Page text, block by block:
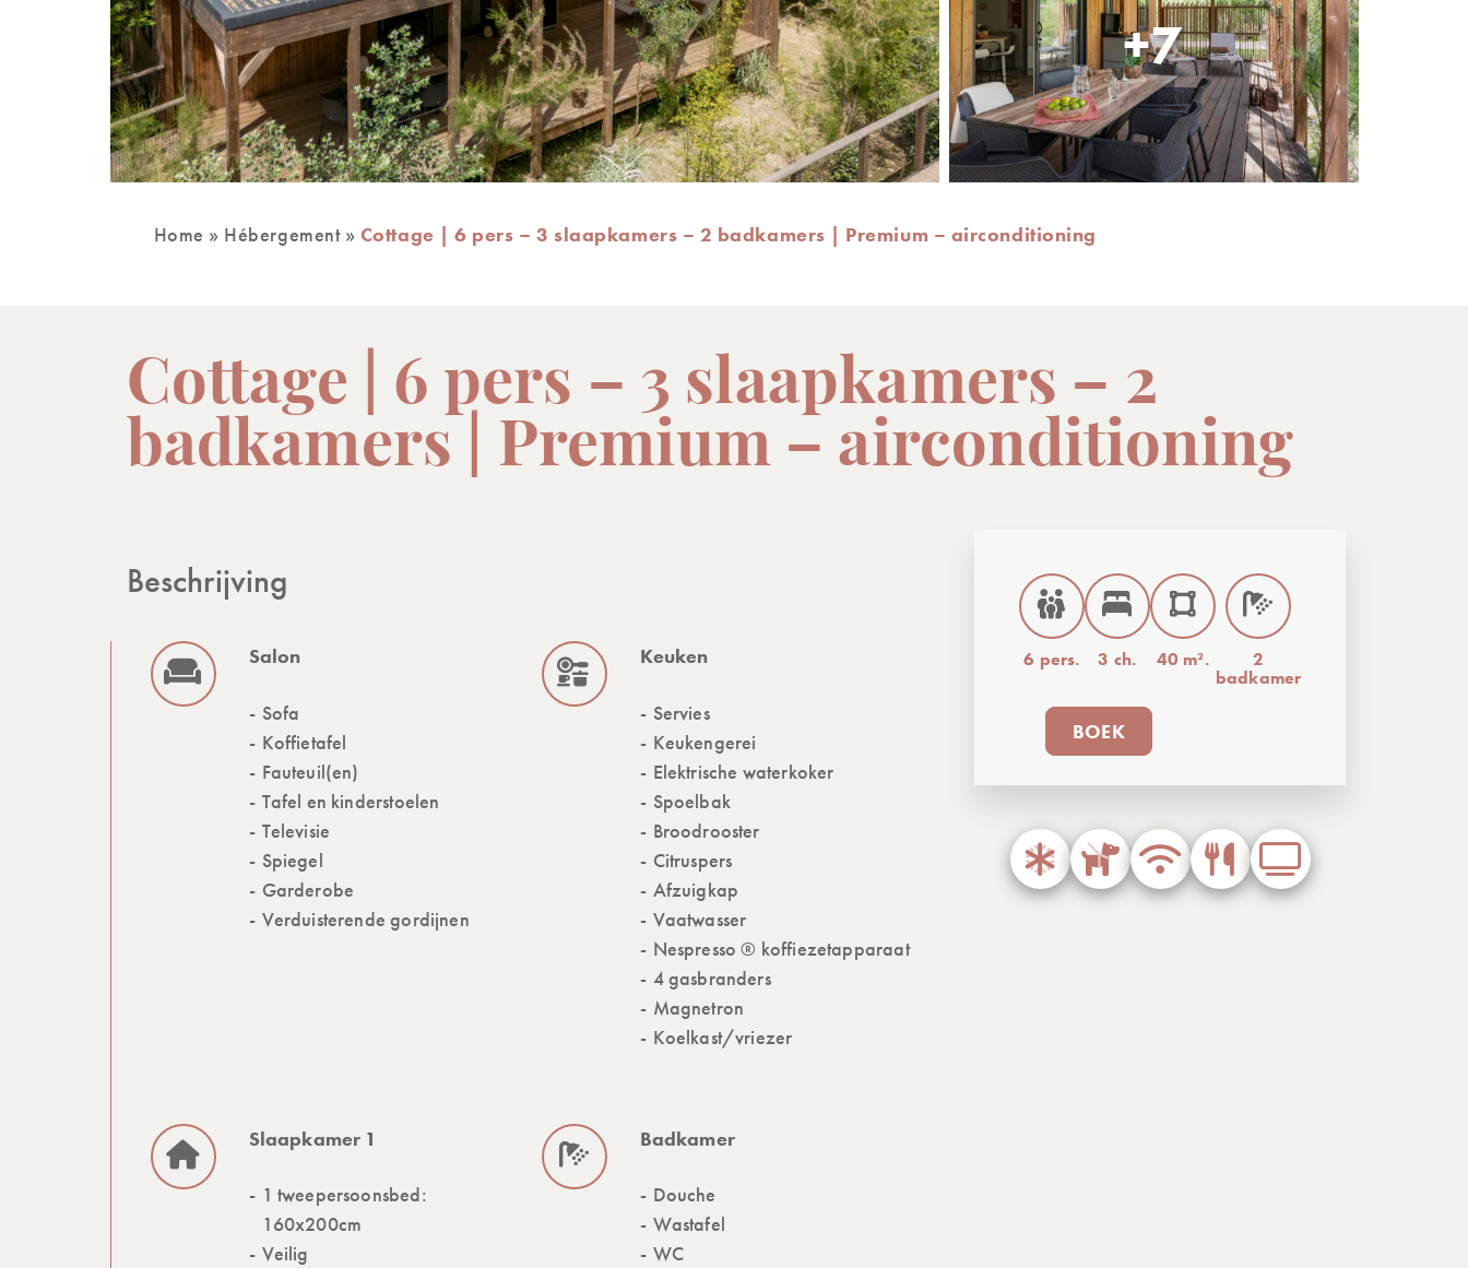
+7
Home » Hébergement» Cottage | 6 pers – 3 slaapkamers – 2 badkamers | Premium – airconditioning
Cottage | 6 pers – 3 slaapkamers – 2
badkamers | Premium – airconditioning
Beschrijving
Salon
Sofa
Koffietafel
Fauteuil(en)
Tafel en kinderstoelen
Televisie
Spiegel
Garderobe
Verduisterende gordijnen
Keuken
Servies
Keukengerei
Elektrische waterkoker
Spoelbak
Broodrooster
Citruspers
Afzuigkap
Vaatwasser
Nespresso ® koffiezetapparaat
4 gasbranders
Magnetron
Koelkast/vriezer
Slaapkamer 1
1 tweepersoonsbed:
160x200cm
Veilig
Badkamer
Douche
Wastafel
WC
6 pers. 3 ch. 40 m².
2
badkamer
BOEK